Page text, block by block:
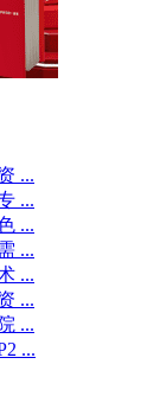
...
...
...
...
...
...
...
...